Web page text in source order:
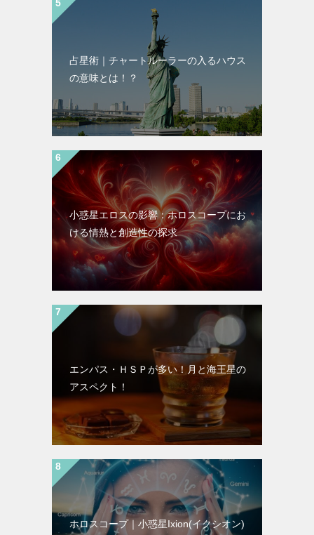
占星術｜チャートルーラーの入るハウス
の意味とは！？
小惑星エロスの影響：ホロスコープにお
ける情熱と創造性の探求
エンパス・ＨＳＰが多い！月と海王星の
アスペクト！
ホロスコープ｜小惑星Ixion(イクシオン)